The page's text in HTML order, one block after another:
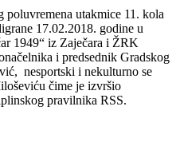
poluvremena utakmice 11. kola
17.02.2018. godine u
1949“ iz Zaječara i ŽRK
i predsednik Gradskog
nesportski i nekulturno se
čime je izvršio
pravilnika RSS.